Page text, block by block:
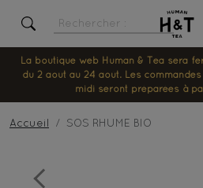
La boutique web Human & Tea sera
du 2 août au 24 août. Les
midi seront préparées à
Accueil SOS RHUME BIO
Previous